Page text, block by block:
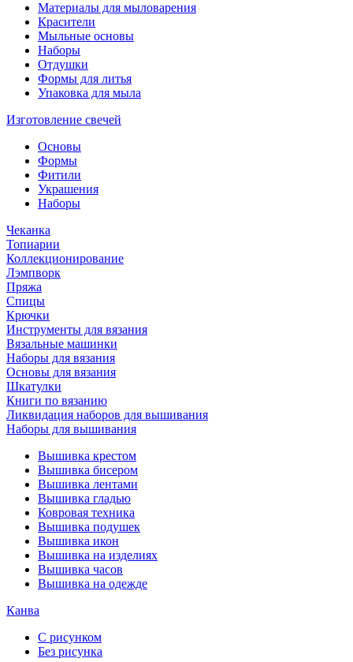
Материалы для мыловарения
Красители
Мыльные основы
Наборы
Отдушки
Формы для литья
Упаковка для мыла
Изготовление свечей
Основы
Формы
Фитили
Украшения
Наборы
Чеканка
Топиарии
Коллекционирование
Лэмпворк
Пряжа
Спицы
Крючки
Инструменты для вязания
Вязальные машинки
Наборы для вязания
Основы для вязания
Шкатулки
Книги по вязанию
Ликвидация наборов для вышивания
Наборы для вышивания
Вышивка крестом
Вышивка бисером
Вышивка лентами
Вышивка гладью
Ковровая техника
Вышивка подушек
Вышивка икон
Вышивка на изделиях
Вышивка часов
Вышивка на одежде
Канва
С рисунком
Без рисунка